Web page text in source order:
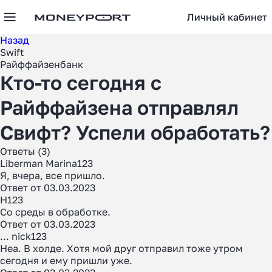
Личный кабинет
Назад
Swift
Райффайзенбанк
Кто-то сегодня с
Райффайзена отправлял
Свифт? Успели обработать?
Ответы (3)
Liberman Marina123
Я, вчера, все пришло.
Ответ от 03.03.2023
Н123
Со среды в обработке.
Ответ от 03.03.2023
... nick123
Неа. В холде. Хотя мой друг отправил тоже утром
сегодня и ему пришли уже.